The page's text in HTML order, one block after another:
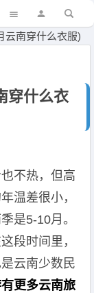
云南穿什么衣服)
穿什么衣
不热，但高
温差很小，
是5-10月。
段时间里，
云南少数民
更多云南旅